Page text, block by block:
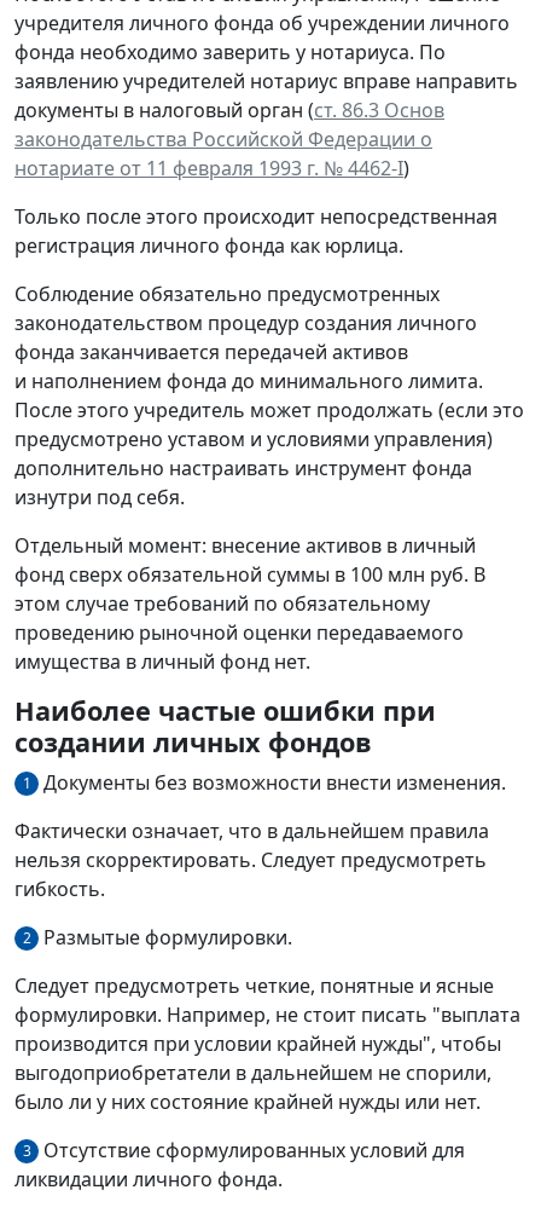
учредителя личного фонда об учреждении личного
фонда необходимо заверить у нотариуса. По
заявлению учредителей нотариус вправе направить
документы в налоговый орган (ст. 86.3 Основ
законодательства Российской Федерации о
нотариате от 11 февраля 1993 г. № 4462-I)
Только после этого происходит непосредственная
регистрация личного фонда как юрлица.
Соблюдение обязательно предусмотренных
законодательством процедур создания личного
фонда заканчивается передачей активов
и наполнением фонда до минимального лимита.
После этого учредитель может продолжать (если это
предусмотрено уставом и условиями управления)
дополнительно настраивать инструмент фонда
изнутри под себя.
Отдельный момент: внесение активов в личный
фонд сверх обязательной суммы в 100 млн руб. В
этом случае требований по обязательному
проведению рыночной оценки передаваемого
имущества в личный фонд нет.
Наиболее частые ошибки при
создании личных фондов
1
Документы без возможности внести изменения.
Фактически означает, что в дальнейшем правила
нельзя скорректировать. Следует предусмотреть
гибкость.
2
Размытые формулировки.
Следует предусмотреть четкие, понятные и ясные
формулировки. Например, не стоит писать "выплата
производится при условии крайней нужды", чтобы
выгодоприобретатели в дальнейшем не спорили,
было ли у них состояние крайней нужды или нет.
3
Отсутствие сформулированных условий для
ликвидации личного фонда.